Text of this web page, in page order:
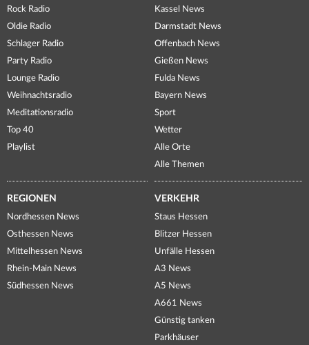
Rock Radio
Oldie Radio
Schlager Radio
Party Radio
Lounge Radio
Weihnachtsradio
Meditationsradio
Top 40
Playlist
Kassel News
Darmstadt News
Offenbach News
Gießen News
Fulda News
Bayern News
Sport
Wetter
Alle Orte
Alle Themen
REGIONEN
Nordhessen News
Osthessen News
Mittelhessen News
Rhein-Main News
Südhessen News
VERKEHR
Staus Hessen
Blitzer Hessen
Unfälle Hessen
A3 News
A5 News
A661 News
Günstig tanken
Parkhäuser